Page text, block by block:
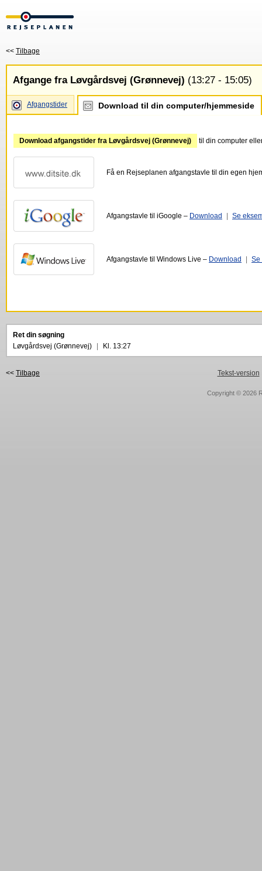
<< Tilbage
Afgange fra Løvgårdsvej (Grønnevej) (13:27 - 15:05)
Afgangstider Download til din computer/hjemmeside
Download afgangstider fra Løvgårdsvej (Grønnevej) til din computer
Få en Rejseplanen afgangstavle til din egen
Afgangstavle til iGoogle – Download Se
Afgangstavle til Windows Live – Download Se
Ret din søgning
Løvgårdsvej (Grønnevej)
Kl. 13:27
<< Tilbage Tekst-version
Copyright © 2026